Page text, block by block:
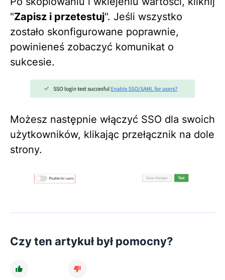
"Zapisz i przetestuj". Jeśli wszystko
zostało skonfigurowane poprawnie,
powinieneś zobaczyć komunikat o
sukcesie.
Możesz następnie włączyć SSO dla swoich
użytkowników, klikając przełącznik na dole
strony.
Czy ten artykuł był pomocny?